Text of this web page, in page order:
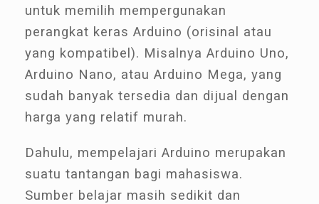
untuk memilih mempergunakan
perangkat keras Arduino (orisinal atau
yang kompatibel). Misalnya Arduino Uno,
Arduino Nano, atau Arduino Mega, yang
sudah banyak tersedia dan dijual dengan
harga yang relatif murah.
Dahulu, mempelajari Arduino merupakan
suatu tantangan bagi mahasiswa.
Sumber belajar masih sedikit dan